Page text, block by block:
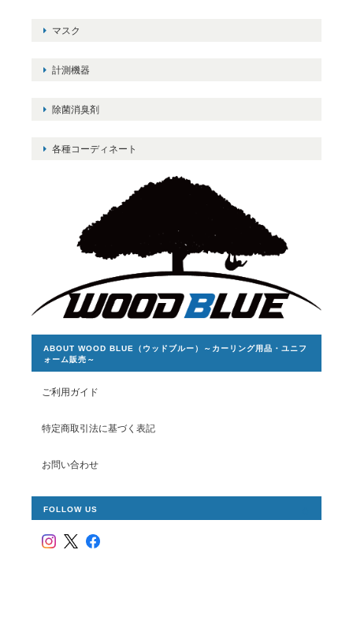
マスク
計測機器
除菌消臭剤
各種コーディネート
ABOUT WOOD BLUE（ウッドブルー）～カーリング用品・ユニフ
ォーム販売～
ご利用ガイド
特定商取引法に基づく表記
お問い合わせ
FOLLOW US